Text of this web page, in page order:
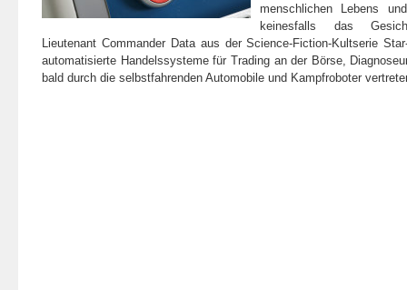
menschlichen Lebens
keinesfalls das
Lieutenant Commander Data aus der Science-Fiction-Kultserie
automatisierte Handelssysteme für Trading an der Börse,
bald durch die selbstfahrenden Automobile und Kampfroboter